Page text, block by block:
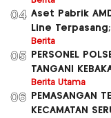
04 Aset Pabrik
Line
Berita
05
PERSONEL
TANGANI
Berita Utama
06
PEMASANGAN
KECAMATAN